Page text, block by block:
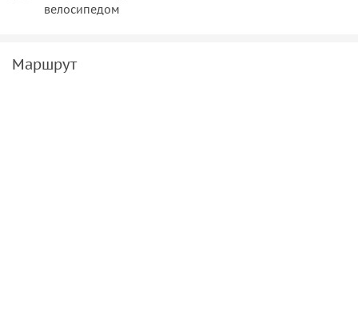
велосипедом
Маршрут